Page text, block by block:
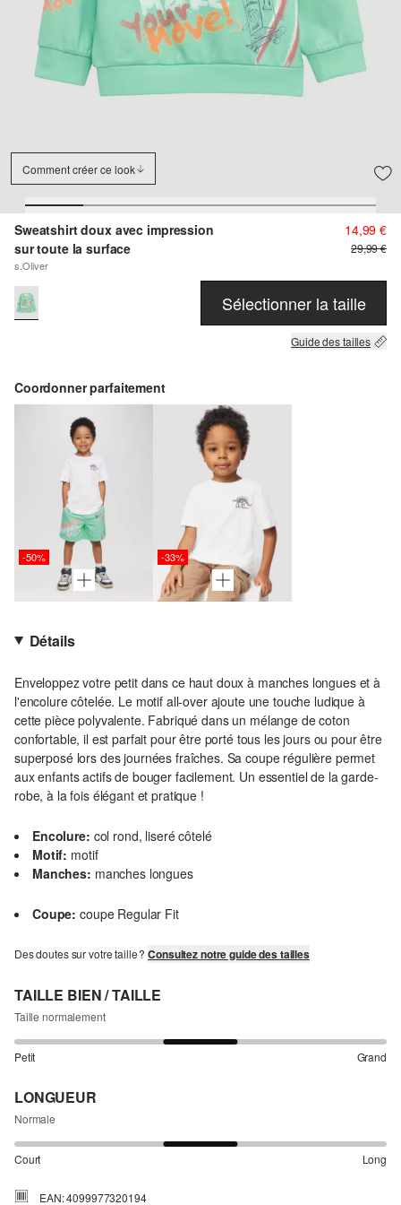
Comment créer ce look
Sweatshirt doux avec impression
sur toute la surface
s.Oliver
14,99 €
29,99 €
Sélectionner la taille
Guide des tailles
Coordonner parfaitement
-50% -33%
Détails
Enveloppez votre petit dans ce haut doux à manches longues et à
l'encolure côtelée. Le motif all-over ajoute une touche ludique à
cette pièce polyvalente. Fabriqué dans un mélange de coton
confortable, il est parfait pour être porté tous les jours ou pour être
superposé lors des journées fraîches. Sa coupe régulière permet
aux enfants actifs de bouger facilement. Un essentiel de la garde-
robe, à la fois élégant et pratique !
Encolure: col rond, liseré côtelé
Motif: motif
Manches: manches longues
Coupe: coupe Regular Fit
Des doutes sur votre taille ?Consultez notre guide des tailles
TAILLE BIEN / TAILLE
Taille normalement
Petit Grand
LONGUEUR
Normale
Court Long
EAN: 4099977320194